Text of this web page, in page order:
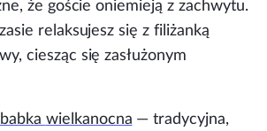
że goście oniemieją z zachwytu.
relaksujesz się z filiżanką
ciesząc się zasłużonym
wielkanocna — tradycyjna,